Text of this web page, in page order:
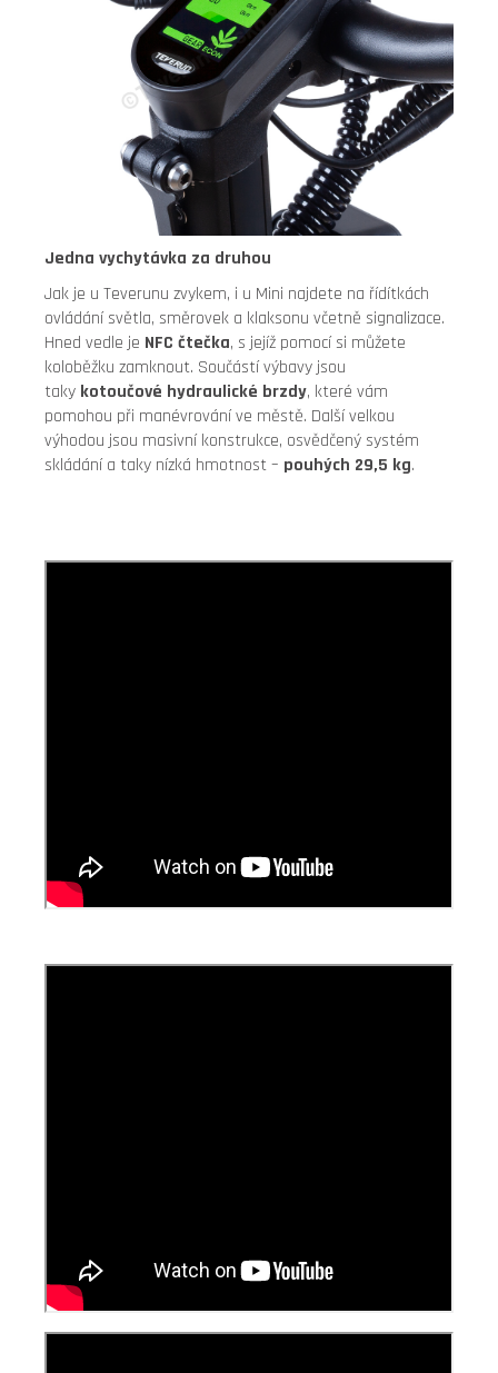
Jedna vychytávka za druhou
Jak je u Teverunu zvykem, i u Mini najdete na řídítkách
ovládání světla, směrovek a klaksonu včetně signalizace.
Hned vedle je NFC čtečka, s jejíž pomocí si můžete
koloběžku zamknout. Součástí výbavy jsou
taky kotoučové hydraulické brzdy, které vám
pomohou při manévrování ve městě. Další velkou
výhodou jsou masivní konstrukce, osvědčený systém
skládání a taky nízká hmotnost – pouhých 29,5 kg.